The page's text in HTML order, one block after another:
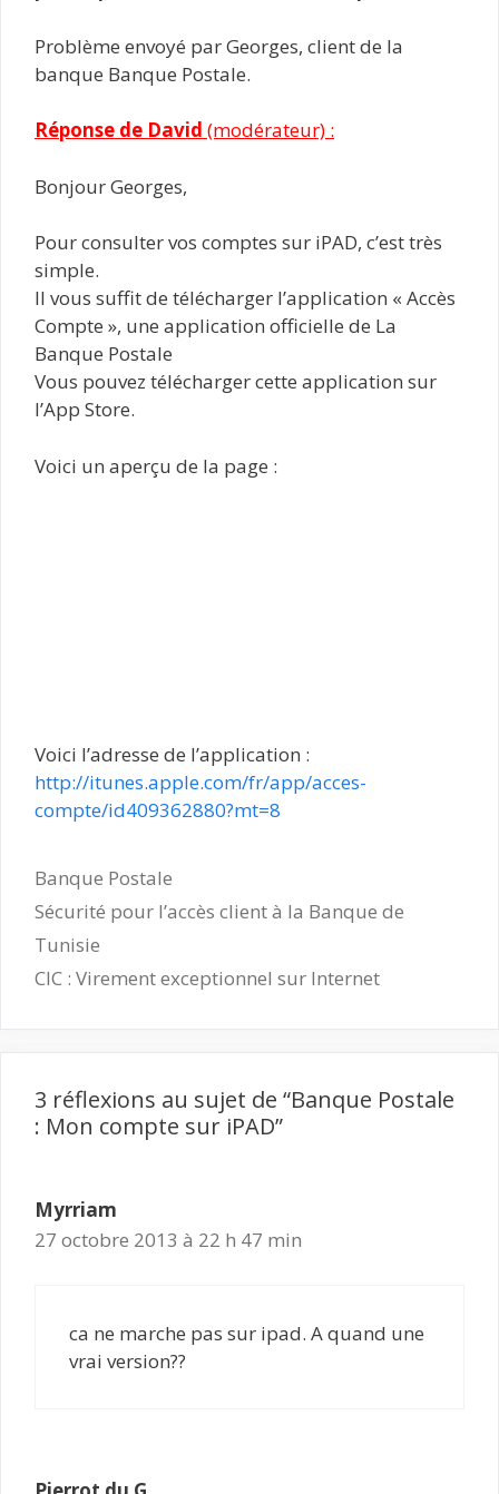
Problème envoyé par Georges, client de la
banque Banque Postale.
Réponse de David (modérateur) :
Bonjour Georges,
Pour consulter vos comptes sur iPAD, c’est très
simple.
Il vous suffit de télécharger l’application « Accès
Compte », une application officielle de La
Banque Postale
Vous pouvez télécharger cette application sur
l’App Store.
Voici un aperçu de la page :
Voici l’adresse de l’application :
http://itunes.apple.com/fr/app/acces-
compte/id409362880?mt=8
Catégories
Banque Postale
Sécurité pour l’accès client à la Banque de
Tunisie
CIC : Virement exceptionnel sur Internet
3 réflexions au sujet de “Banque Postale
: Mon compte sur iPAD”
Myrriam
27 octobre 2013 à 22 h 47 min
ca ne marche pas sur ipad. A quand une
vrai version??